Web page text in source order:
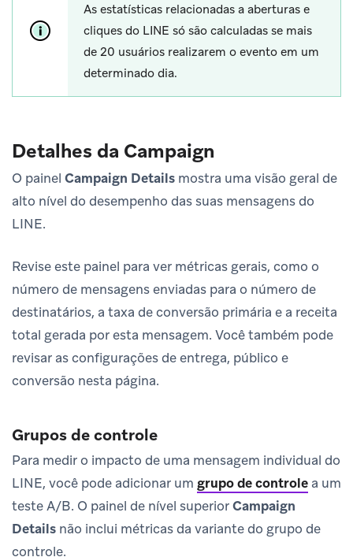
As estatísticas relacionadas a aberturas e
cliques do LINE só são calculadas se mais
de 20 usuários realizarem o evento em um
determinado dia.
Detalhes da Campaign
O painel Campaign Details mostra uma visão geral de
alto nível do desempenho das suas mensagens do
LINE.
Revise este painel para ver métricas gerais, como o
número de mensagens enviadas para o número de
destinatários, a taxa de conversão primária e a receita
total gerada por esta mensagem. Você também pode
revisar as configurações de entrega, público e
conversão nesta página.
Grupos de controle
Para medir o impacto de uma mensagem individual do
LINE, você pode adicionar um grupo de controle a um
teste A/B. O painel de nível superiorCampaign
Details não inclui métricas da variante do grupo de
controle.